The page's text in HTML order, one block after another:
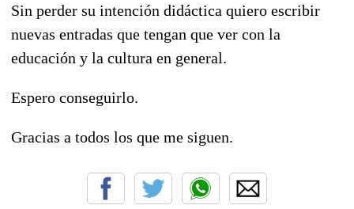
Sin perder su intención didáctica quiero escribir
nuevas entradas que tengan que ver con la
educación y la cultura en general.
Espero conseguirlo.
Gracias a todos los que me siguen.